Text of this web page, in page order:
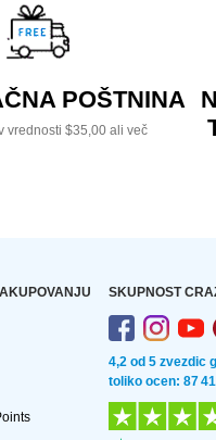
POŠTNINA
vrednosti $35,00 ali več
SKUPNOST
4,2 od 5 zvezdic
toliko ocen: 87